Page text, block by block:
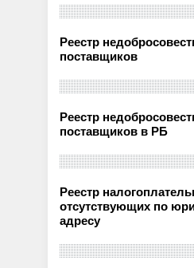
Реестр
поставщиков
Реестр
поставщиков в РБ
Реестр
отсутствующих по
адресу